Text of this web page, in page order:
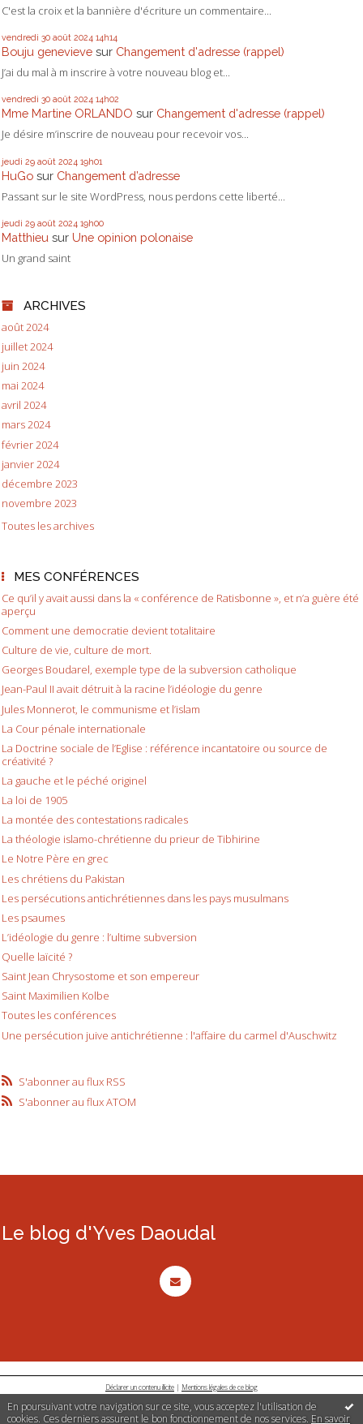
En poursuivant votre navigation sur ce site, vous acceptez l'utilisation de
cookies. Ces derniers assurent le bon fonctionnement de nos services. En savoir
C'est la croix et la bannière d'écriture un commentaire...
vendredi 30 août 2024 14h14
Bouju genevieve sur Changement d'adresse (rappel)
J’ai du mal à m inscrire à votre nouveau blog et...
vendredi 30 août 2024 14h02
Mme Martine ORLANDO sur Changement d'adresse (rappel)
Je désire m’inscrire de nouveau pour recevoir vos...
jeudi 29 août 2024 19h01
HuGo sur Changement d’adresse
Passant sur le site WordPress, nous perdons cette liberté...
jeudi 29 août 2024 19h00
Matthieu sur Une opinion polonaise
Un grand saint
ARCHIVES
août 2024
juillet 2024
juin 2024
mai 2024
avril 2024
mars 2024
février 2024
janvier 2024
décembre 2023
novembre 2023
Toutes les archives
MES CONFÉRENCES
Ce qu’il y avait aussi dans la « conférence de Ratisbonne », et n’a guère été
aperçu
Comment une democratie devient totalitaire
Culture de vie, culture de mort.
Georges Boudarel, exemple type de la subversion catholique
Jean-Paul II avait détruit à la racine l’idéologie du genre
Jules Monnerot, le communisme et l’islam
La Cour pénale internationale
La Doctrine sociale de l’Eglise : référence incantatoire ou source de
créativité ?
La gauche et le péché originel
La loi de 1905
La montée des contestations radicales
La théologie islamo-chrétienne du prieur de Tibhirine
Le Notre Père en grec
Les chrétiens du Pakistan
Les persécutions antichrétiennes dans les pays musulmans
Les psaumes
L’idéologie du genre : l’ultime subversion
Quelle laïcité ?
Saint Jean Chrysostome et son empereur
Saint Maximilien Kolbe
Toutes les conférences
Une persécution juive antichrétienne : l'affaire du carmel d'Auschwitz
S'abonner au flux RSS
S'abonner au flux ATOM
Le blog d'Yves Daoudal
Déclarer un contenu illicite | Mentions légales de ce blog